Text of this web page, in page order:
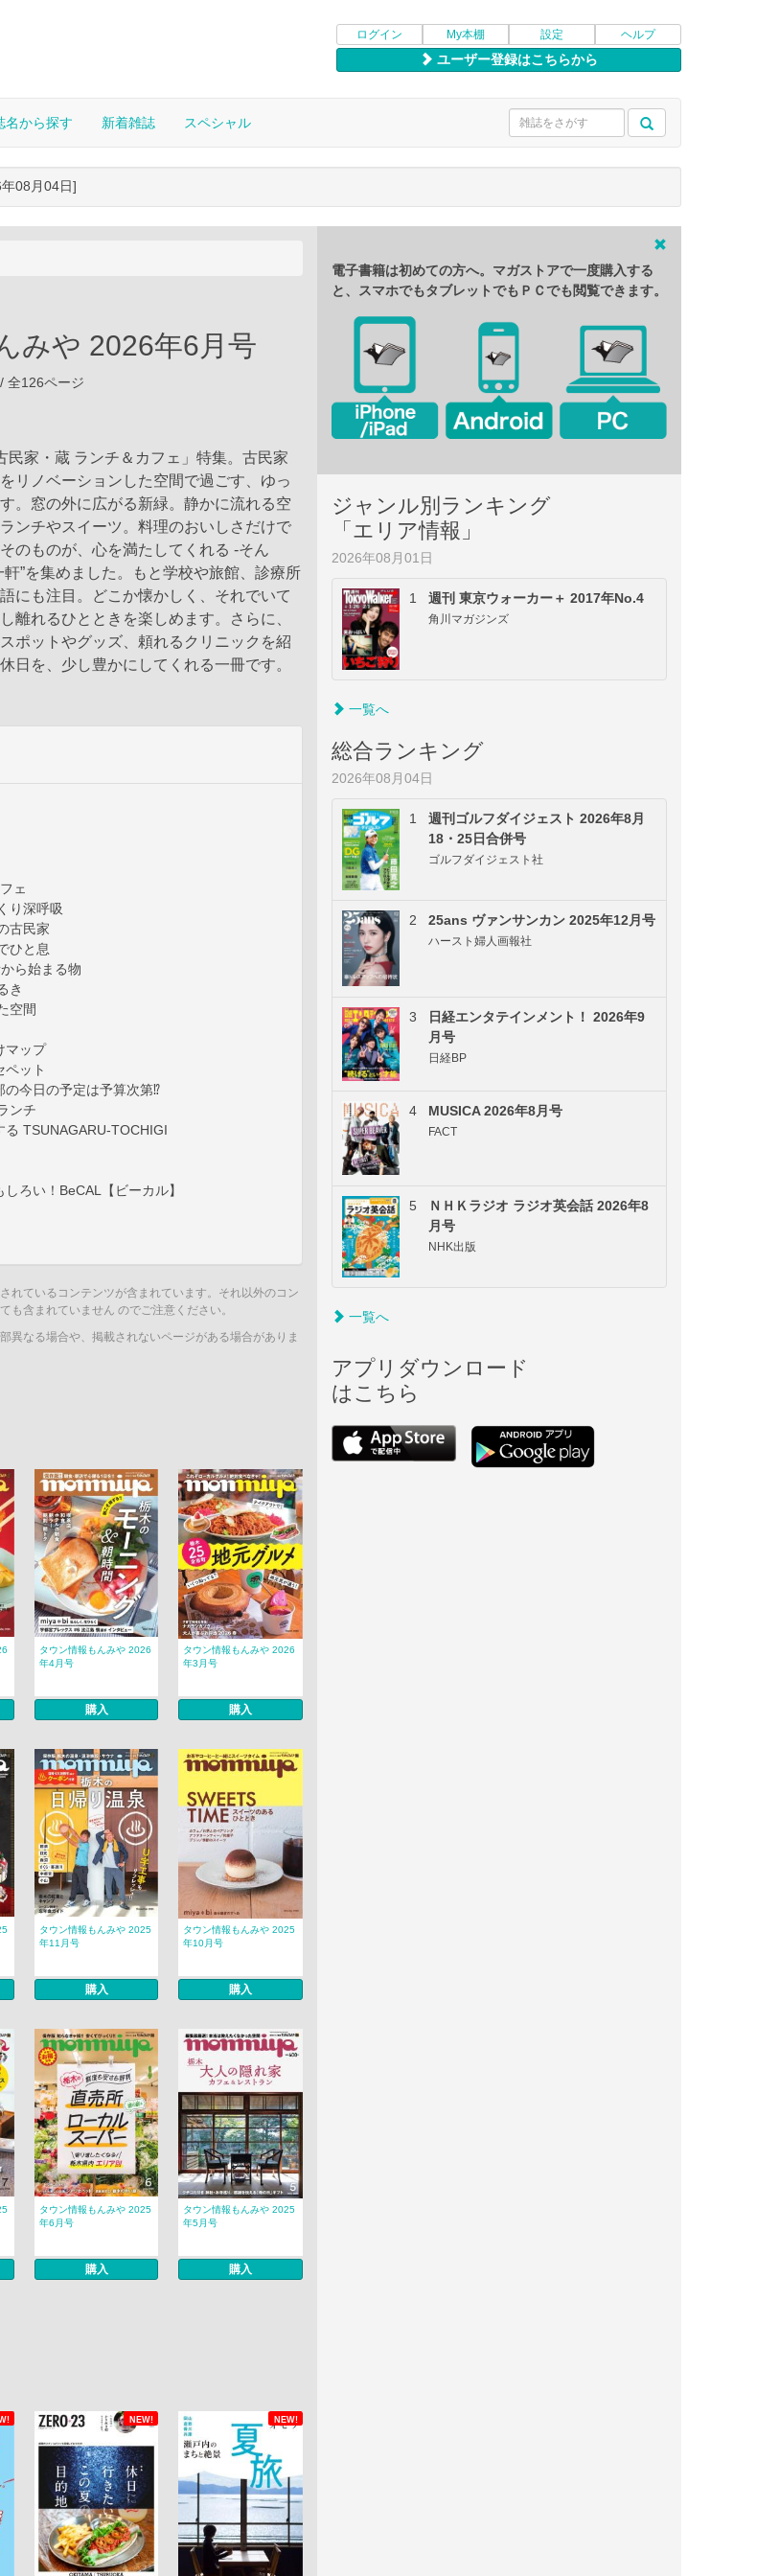
ログイン My本棚 設定 ヘルプ
ユーザー登録はこちらから
名から探す 新着雑誌 スペシャル
08月04日]
みや 2026年6月号
全126ページ
民家・蔵 ランチ＆カフェ」特集。古民家
リノベーションした空間で過ごす、ゆっ
。窓の外に広がる新緑。静かに流れる空
ンチやスイーツ。料理のおいしさだけで
のものが、心を満たしてくれる -そん
”を集めました。もと学校や旅館、診療所
にも注目。どこか懐かしく、それでいて
離れるひとときを楽しめます。さらに、
ポットやグッズ、頼れるクリニックを紹
日を、少し豊かにしてくれる一冊です。
ェ
り深呼吸
古民家
ひと息
ら始まる物
き
空間
マップ
ペット
の今日の予定は予算次第⁉
ンチ
る TSUNAGARU-TOCHIGI
ろい！BeCAL【ビーカル】
れているコンテンツが含まれています。それ以外のコン
も含まれていません のでご注意ください。
異なる場合や、掲載されないページがある場合がありま
タウン情報もんみや 2026
年4月号
購入
タウン情報もんみや 2026
年3月号
購入
タウン情報もんみや 2025
年11月号
購入
タウン情報もんみや 2025
年10月号
購入
タウン情報もんみや 2025
年6月号
購入
タウン情報もんみや 2025
年5月号
購入
NEW! NEW!
電子書籍は初めての方へ。マガストアで一度購入する
と、スマホでもタブレットでもＰＣでも閲覧できます。
ジャンル別ランキング
「エリア情報」
2026年08月01日
1 週刊 東京ウォーカー＋ 2017年No.4
角川マガジンズ
一覧へ
総合ランキング
2026年08月04日
1
週刊ゴルフダイジェスト 2026年8月
18・25日合併号
ゴルフダイジェスト社
2 25ans ヴァンサンカン 2025年12月号
ハースト婦人画報社
3
日経エンタテインメント！ 2026年9
月号
日経BP
4 MUSICA 2026年8月号
FACT
5
ＮＨＫラジオ ラジオ英会話 2026年8
月号
NHK出版
一覧へ
アプリダウンロード
はこちら